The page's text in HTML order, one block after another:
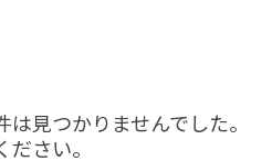
見つかりませんでした。
さい。